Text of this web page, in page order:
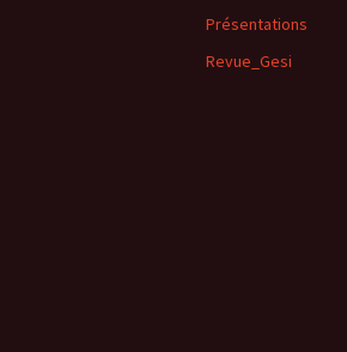
Présentations
Revue_Gesi